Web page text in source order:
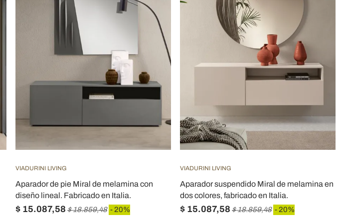
VIADURINI LIVING
Aparador de pie Miral de melamina con
diseño lineal. Fabricado en Italia.
$ 15.087,58 $ 18.859,48 - 20%
VIADURINI LIVING
Aparador suspendido Miral de melamina en
dos colores, fabricado en Italia.
$ 15.087,58 $ 18.859,48 - 20%